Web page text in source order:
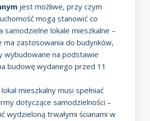
jest możliwe, przy czym
mogą stanowić co
samodzielne lokale mieszkalne –
ma zastosowania do budynków,
wybudowane na podstawie
budowę wydanego przed 11
mieszkalny musi spełniać
dotyczące samodzielności –
wydzieloną trwałymi ścianami w